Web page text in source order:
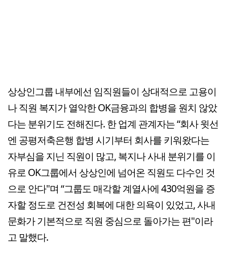
상상인그룹 내부에선 임직원들이 상대적으로 고용이
나 직원 복지가 열악한 OK금융과의 합병을 원치 않았
다는 분위기도 전해진다. 한 업계 관계자는 “회사 윗선
엔 공평저축은행 합병 시기부터 회사를 키워왔다는
자부심을 지닌 직원이 많고, 복지나 사내 분위기를 이
유로 OK그룹에서 상상인에 넘어온 직원도 다수인 것
으로 안다"며 “그룹도 매각할 계열사에 430억원을 증
자할 정도로 건전성 회복에 대한 의욕이 있었고, 사내
문화가 기본적으로 직원 중심으로 돌아가는 편"이라
고 말했다.